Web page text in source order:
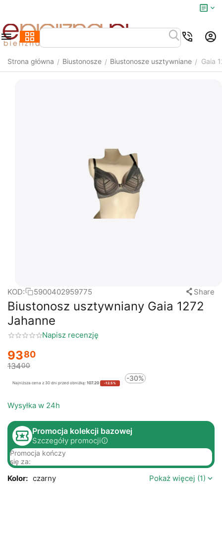
Strona główna / Biustonosze / Biustonosze usztywniane / Gaia
KOD: 5900402959775 Share
Biustonosz usztywniany Gaia 1272
Jahanne
Napisz recenzję
9380
13400
Najniższa cena z 30 dni przed obniżką: 107.20 -12.5%
-30%
Wysyłka w 24h
Promocja kolekcji bazowej
Szczegóły promocji
Promocja kończy
się za:
Kolor: czarny Pokaż więcej (1)